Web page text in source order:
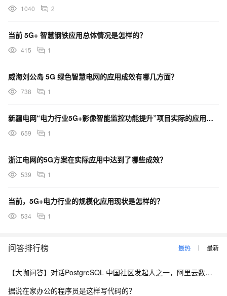
1040 2
当前 5G+ 智慧钢铁应用总体情况是怎样的？
415 1
威海刘公岛 5G 绿色智慧电网的应用成效有哪几方面？
738 1
新疆电网“电力行业5G+影像智能监控功能提升”项目实际的应用有哪几方面？
659 1
浙江电网的5G方案在实际应用中达到了哪些成效？
539 1
当前，5G+电力行业的规模化应用现状是怎样的？
534 1
问答排行榜 最热 最新
【大咖问答】对话PostgreSQL 中国社区发起人之一，阿里云数据库高级专家 德哥
据说在家办公的程序员是这样写代码的？